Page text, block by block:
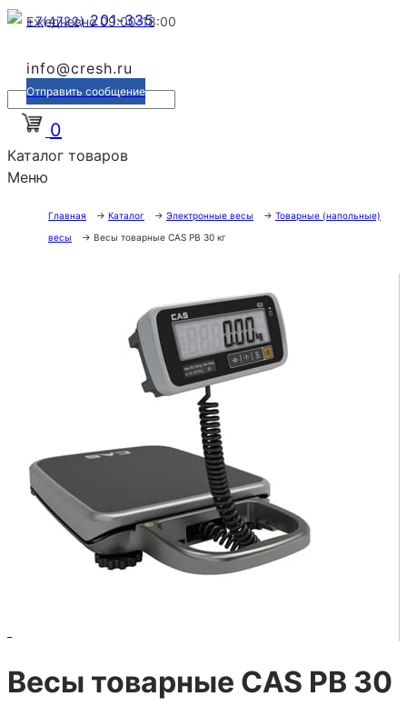
+7(4722)201-335
Ежедневно 09:00-18:00
info@cresh.ru
Отправить сообщение
0
Каталог товаров
Меню
Главная → Каталог → Электронные весы → Товарные (напольные)
весы
→ Весы товарные CAS PB 30 кг
Весы товарные CAS PB 30